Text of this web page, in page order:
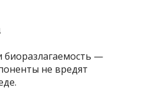
биоразлагаемость —
не вредят